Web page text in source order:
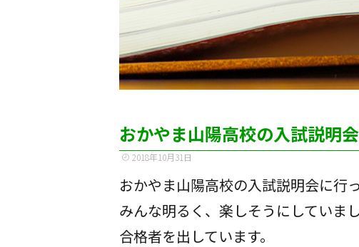
おかやま山陽高校の入試説明
2018年10月31日
おかやま山陽高校の入試説明会に行
みんな明るく、楽しそうにしていま
合格者を出しています。